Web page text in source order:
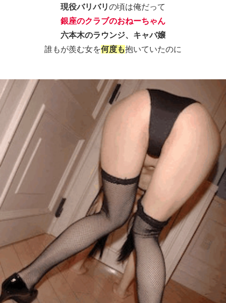
現役バリバリの頃は俺だって
銀座のクラブのおねーちゃん
六本木のラウンジ、キャバ嬢
誰もが羨む女を何度も抱いていたのに